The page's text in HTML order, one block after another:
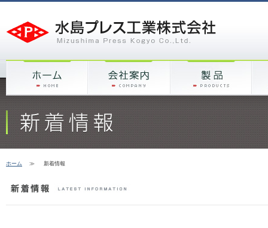
ホーム ≫ 新着情報